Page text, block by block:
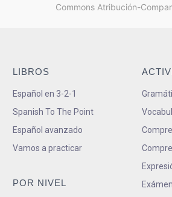
Commons Atribución-
LIBROS
Español en 3-2-1
Spanish To The Point
Español avanzado
Vamos a practicar
POR NIVEL